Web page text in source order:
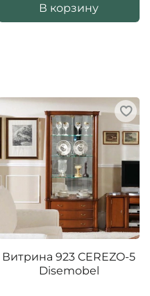
В корзину
Витрина 923 CEREZO-5
Disemobel